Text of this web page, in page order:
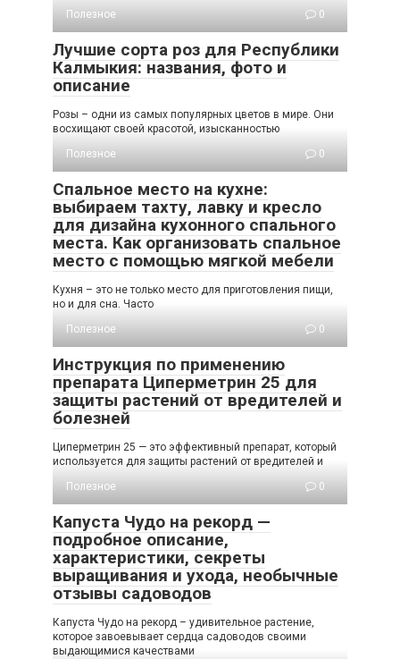
Полезное
0
Лучшие сорта роз для Республики
Калмыкия: названия, фото и
описание
Розы – одни из самых популярных цветов в мире. Они
восхищают своей красотой, изысканностью
Полезное
0
Спальное место на кухне:
выбираем тахту, лавку и кресло
для дизайна кухонного спального
места. Как организовать спальное
место с помощью мягкой мебели
Кухня – это не только место для приготовления пищи,
но и для сна. Часто
Полезное
0
Инструкция по применению
препарата Циперметрин 25 для
защиты растений от вредителей и
болезней
Циперметрин 25 — это эффективный препарат, который
используется для защиты растений от вредителей и
Полезное
0
Капуста Чудо на рекорд —
подробное описание,
характеристики, секреты
выращивания и ухода, необычные
отзывы садоводов
Капуста Чудо на рекорд – удивительное растение,
которое завоевывает сердца садоводов своими
выдающимися качествами